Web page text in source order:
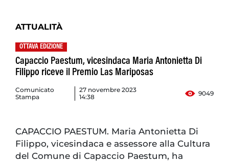
ATTUALITÀ
OTTAVA EDIZIONE
Capaccio Paestum, vicesindaca Maria Antonietta Di
Filippo riceve il Premio Las Mariposas
Comunicato
Stampa
27 novembre 2023
14:38
9049
CAPACCIO PAESTUM. Maria Antonietta Di
Filippo, vicesindaca e assessore alla Cultura
del Comune di Capaccio Paestum, ha